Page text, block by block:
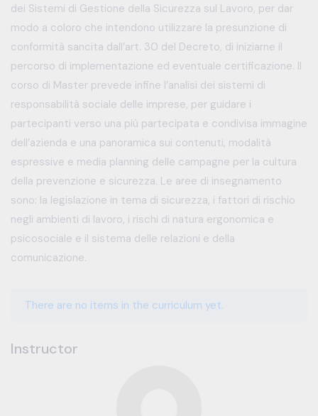
dei Sistemi di Gestione della Sicurezza sul Lavoro, per dar
modo a coloro che intendono utilizzare la presunzione di
conformità sancita dall’art. 30 del Decreto, di iniziarne il
percorso di implementazione ed eventuale certificazione. Il
corso di Master prevede infine l’analisi dei sistemi di
responsabilità sociale delle imprese, per guidare i
partecipanti verso una più partecipata e condivisa immagine
dell’azienda e una panoramica sui contenuti, modalità
espressive e media planning delle campagne per la cultura
della prevenzione e sicurezza. Le aree di insegnamento
sono: la legislazione in tema di sicurezza, i fattori di rischio
negli ambienti di lavoro, i rischi di natura ergonomica e
psicosociale e il sistema delle relazioni e della
comunicazione.
There are no items in the curriculum yet.
Instructor